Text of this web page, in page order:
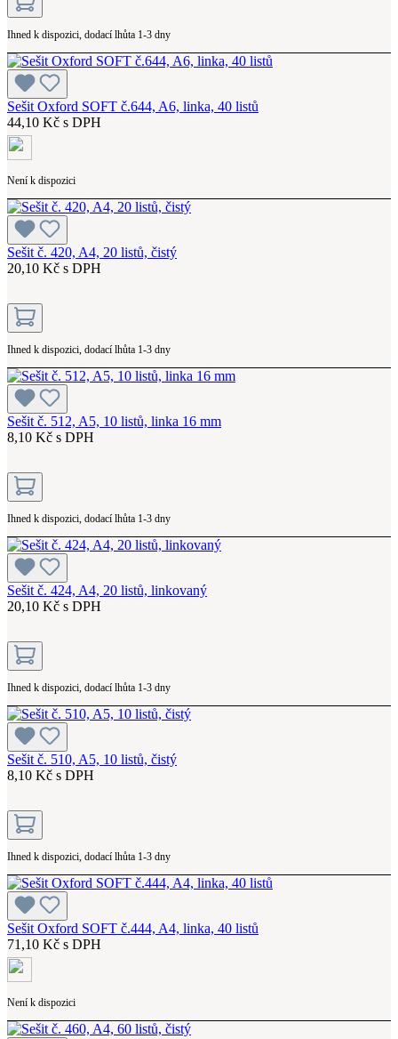
Ihned k dispozici, dodací lhůta 1-3 dny
Sešit Oxford SOFT č.644, A6, linka, 40 listů
44,10 Kč s DPH
Není k dispozici
Sešit č. 420, A4, 20 listů, čistý
20,10 Kč s DPH
Ihned k dispozici, dodací lhůta 1-3 dny
Sešit č. 512, A5, 10 listů, linka 16 mm
8,10 Kč s DPH
Ihned k dispozici, dodací lhůta 1-3 dny
Sešit č. 424, A4, 20 listů, linkovaný
20,10 Kč s DPH
Ihned k dispozici, dodací lhůta 1-3 dny
Sešit č. 510, A5, 10 listů, čistý
8,10 Kč s DPH
Ihned k dispozici, dodací lhůta 1-3 dny
Sešit Oxford SOFT č.444, A4, linka, 40 listů
71,10 Kč s DPH
Není k dispozici